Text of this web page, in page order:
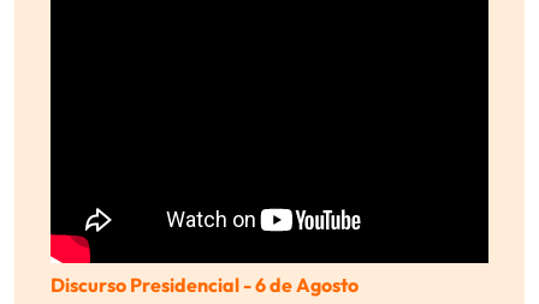
Discurso Presidencial - 6 de Agosto